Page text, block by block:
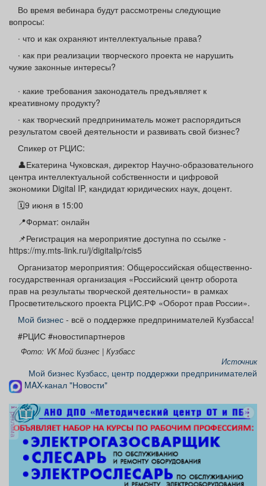
Товары Поздравления Погода
Во время вебинара будут рассмотрены следующие
вопросы:
∙ что и как охраняют интеллектуальные права?
∙ как при реализации творческого проекта не нарушить
чужие законные интересы?
∙ какие требования законодатель предъявляет к
креативному продукту?
∙ как творческий предприниматель может распорядиться
результатом своей деятельности и развивать свой бизнес?
Спикер от РЦИС:
👤Екатерина Чуковская, директор Научно-образовательного
центра интеллектуальной собственности и цифровой
экономики Digital IP, кандидат юридических наук, доцент.
🗓9 июня в 15:00
📍Формат: онлайн
📌Регистрация на мероприятие доступна по ссылке -
https://my.mts-link.ru/j/digitalip/rcis5
Организатор мероприятия: Общероссийская общественно-
государственная организация «Российский центр оборота
прав на результаты творческой деятельности» в рамках
Просветительского проекта РЦИС.РФ «Оборот прав России».
Мой бизнес - всё о поддержке предпринимателей Кузбасса!
#РЦИС #новостипартнеров
Фото: VK Мой бизнес | Кузбасс
Источник
Мой бизнес Кузбасс, центр поддержки предпринимателей
MAX-канал "Новости"
реклама